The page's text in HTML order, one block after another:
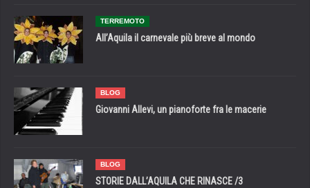
TERREMOTO
All’Aquila il carnevale più breve al mondo
BLOG
Giovanni Allevi, un pianoforte fra le macerie
BLOG
STORIE DALL’AQUILA CHE RINASCE /3